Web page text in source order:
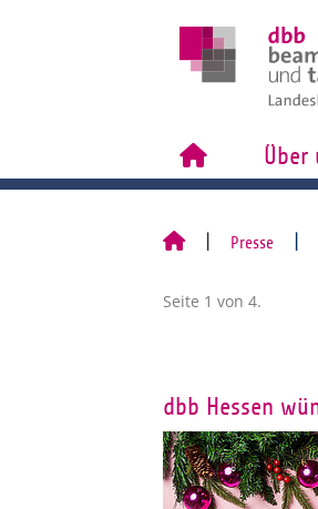
Über
Presse
Seite 1 von 4.
dbb Hessen